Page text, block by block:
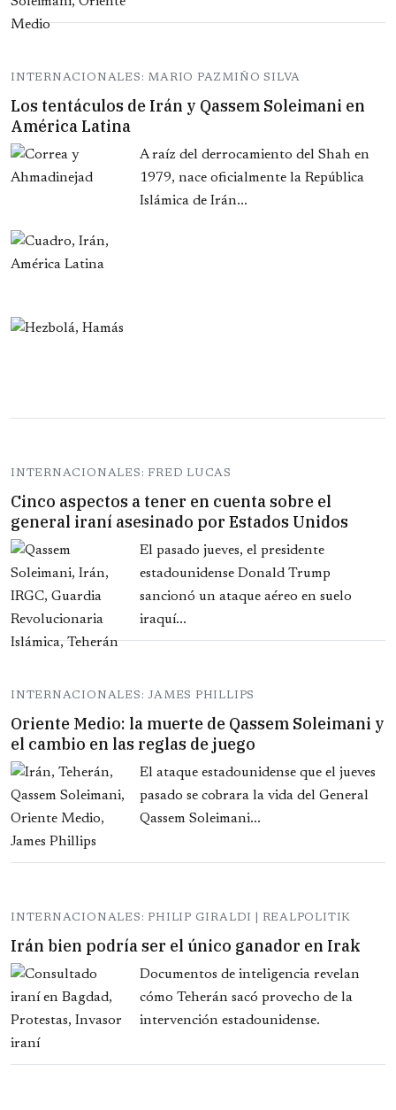
INTERNACIONALES: MARIO PAZMIÑO SILVA
Los tentáculos de Irán y Qassem Soleimani en
América Latina
A raíz del derrocamiento del Shah en
1979, nace oficialmente la República
Islámica de Irán...
INTERNACIONALES: FRED LUCAS
Cinco aspectos a tener en cuenta sobre el
general iraní asesinado por Estados Unidos
El pasado jueves, el presidente
estadounidense Donald Trump
sancionó un ataque aéreo en suelo
iraquí...
INTERNACIONALES: JAMES PHILLIPS
Oriente Medio: la muerte de Qassem Soleimani y
el cambio en las reglas de juego
El ataque estadounidense que el jueves
pasado se cobrara la vida del General
Qassem Soleimani...
INTERNACIONALES: PHILIP GIRALDI | REALPOLITIK
Irán bien podría ser el único ganador en Irak
Documentos de inteligencia revelan
cómo Teherán sacó provecho de la
intervención estadounidense.